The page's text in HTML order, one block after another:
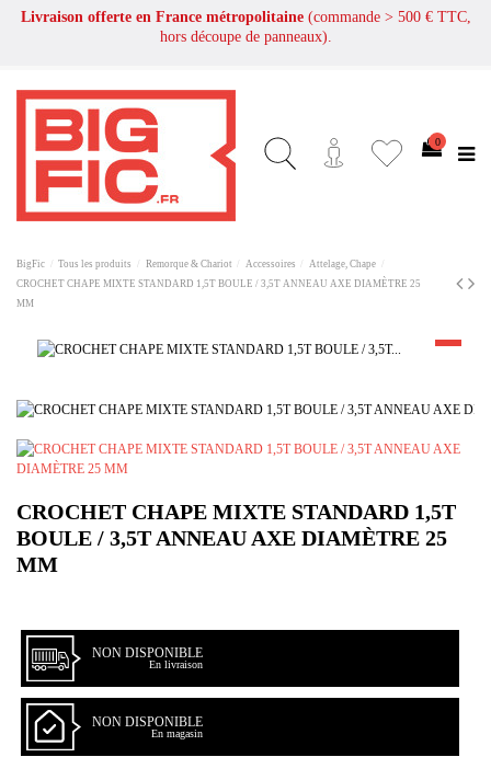
Livraison offerte en France métropolitaine (commande > 500 € TTC,
hors découpe de panneaux).
0
BigFic Tous les produits Remorque & Chariot Accessoires
Attelage, Chape
CROCHET CHAPE MIXTE STANDARD 1,5T BOULE / 3,5T ANNEAU AXE DIAMÈTRE 25
MM
CROCHET CHAPE MIXTE STANDARD 1,5T
BOULE / 3,5T ANNEAU AXE DIAMÈTRE 25
MM
NON DISPONIBLE
En livraison
NON DISPONIBLE
En magasin